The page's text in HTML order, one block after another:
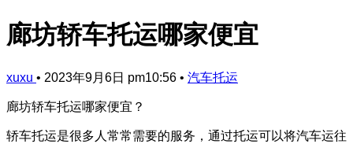
廊坊轿车托运哪家便宜
xuxu • 2023年9月6日 pm10:56 • 汽车托运
廊坊轿车托运哪家便宜？
轿车托运是很多人常常需要的服务，通过托运可以将汽车运往